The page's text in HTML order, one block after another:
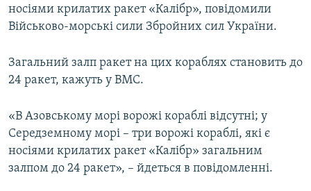
носіями крилатих ракет «Калібр», повідомили
Військово-морські сили Збройних сил України.
Загальний залп ракет на цих кораблях становить до
24 ракет, кажуть у ВМС.
«В Азовському морі ворожі кораблі відсутні; у
Середземному морі – три ворожі кораблі, які є
носіями крилатих ракет «Калібр» загальним
залпом до 24 ракет», – йдеться в повідомленні.